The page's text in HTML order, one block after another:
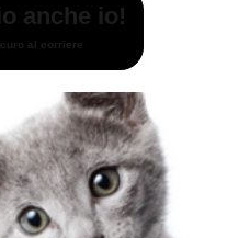
anche io!
al corriere